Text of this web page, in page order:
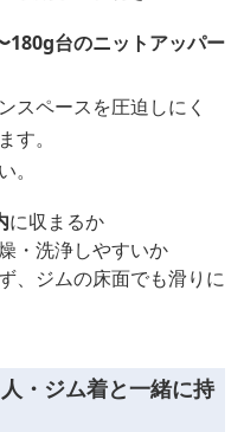
180g台のニットアッパー
スペースを圧迫しにく
す。
に収まるか
・洗浄しやすいか
、ジムの床面でも滑りに
・ジム着と一緒に持